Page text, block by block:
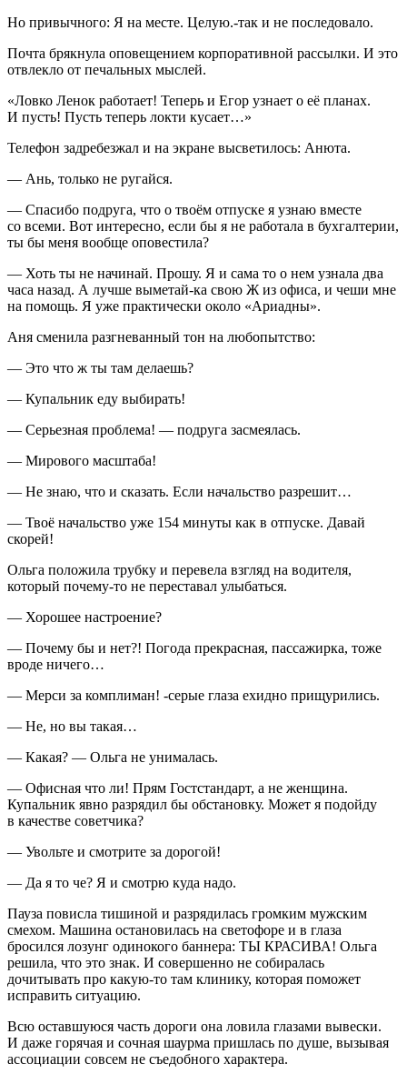
Но привычного: Я на месте. Целую.-так и не последовало.
Почта брякнула оповещением корпоративной рассылки. И это
отвлекло от печальных мыслей.
«Ловко Ленок работает! Теперь и Егор узнает о её планах.
И пусть! Пусть теперь локти кусает…»
Телефон задребезжал и на экране высветилось: Анюта.
— Ань, только не ругайся.
— Спасибо подруга, что о твоём отпуске я узнаю вместе
со всеми. Вот интересно, если бы я не работала в бухгалтерии,
ты бы меня вообще оповестила?
— Хоть ты не начинай. Прошу. Я и сама то о нем узнала два
часа назад. А лучше выметай-ка свою Ж из офиса, и чеши мне
на помощь. Я уже практически около «Ариадны».
Аня сменила разгневанный тон на любопытство:
— Это что ж ты там делаешь?
— Купальник еду выбирать!
— Серьезная проблема! — подруга засмеялась.
— Мирового масштаба!
— Не знаю, что и сказать. Если начальство разрешит…
— Твоё начальство уже 154 минуты как в отпуске. Давай
скорей!
Ольга положила трубку и перевела взгляд на водителя,
который почему-то не переставал улыбаться.
— Хорошее настроение?
— Почему бы и нет?! Погода прекрасная, пассажирка, тоже
вроде ничего…
— Мерси за комплиман! -серые глаза ехидно прищурились.
— Не, но вы такая…
— Какая? — Ольга не унималась.
— Офисная что ли! Прям Гостстандарт, а не женщина.
Купальник явно разрядил бы обстановку. Может я подойду
в качестве советчика?
— Увольте и смотрите за дорогой!
— Да я то че? Я и смотрю куда надо.
Пауза повисла тишиной и разрядилась громким мужским
смехом. Машина остановилась на светофоре и в глаза
бросился лозунг одинокого баннера: ТЫ КРАСИВА! Ольга
решила, что это знак. И совершенно не собиралась
дочитывать про какую-то там клинику, которая поможет
исправить ситуацию.
Всю оставшуюся часть дороги она ловила глазами вывески.
И даже горячая и сочная шаурма пришлась по душе, вызывая
ассоциации совсем не съедобного характера.